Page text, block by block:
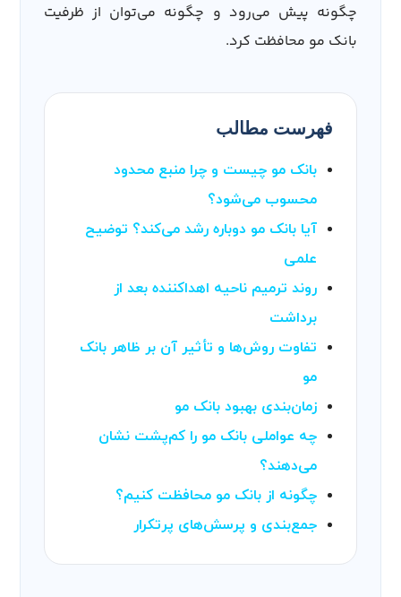
چگونه پیش می‌رود و چگونه می‌توان از ظرفیت
بانک مو محافظت کرد.
فهرست مطالب
بانک مو چیست و چرا منبع محدود
محسوب می‌شود؟
آیا بانک مو دوباره رشد می‌کند؟ توضیح
علمی
روند ترمیم ناحیه اهداکننده بعد از
برداشت
تفاوت روش‌ها و تأثیر آن بر ظاهر بانک
مو
زمان‌بندی بهبود بانک مو
چه عواملی بانک مو را کم‌پشت نشان
می‌دهند؟
چگونه از بانک مو محافظت کنیم؟
جمع‌بندی و پرسش‌های پرتکرار